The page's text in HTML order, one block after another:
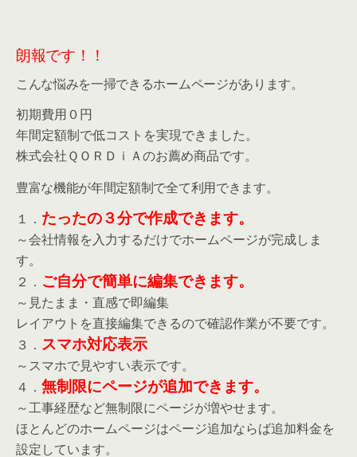
朗報です！！
こんな悩みを一掃できるホームページがあります。
初期費用０円
年間定額制で低コストを実現できました。
株式会社ＱＯＲＤｉＡのお薦め商品です。
豊富な機能が年間定額制で全て利用できます。
１． たったの３分で作成できます。
～会社情報を入力するだけでホームページが完成しま
す。
２． ご自分で簡単に編集できます。
～見たまま・直感で即編集
レイアウトを直接編集できるので確認作業が不要です。
３． スマホ対応表示
～スマホで見やすい表示です。
４． 無制限にページが追加できます。
～工事経歴など無制限にページが増やせます。
ほとんどのホームページはページ追加ならば追加料金を
設定しています。